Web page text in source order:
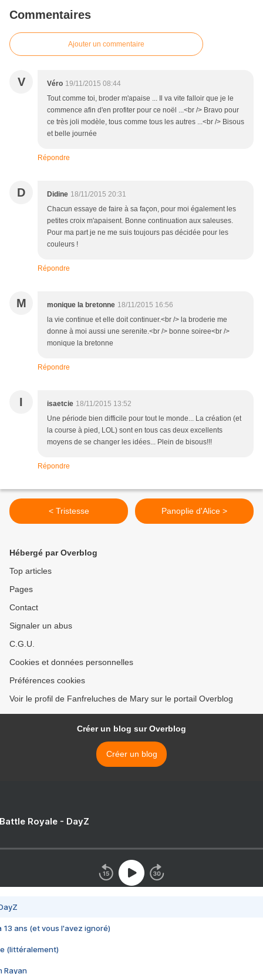
Commentaires
Ajouter un commentaire
V Véro 19/11/2015 08:44
Tout comme toi, broder m'apaise ... Il va vite falloir que je le
commence afin d'en profiter pour ce noël ...<br /> Bravo pour
ce très joli modèle, tous comme tous les autres ...<br /> Bisous
et belle journée
Répondre
D Didine 18/11/2015 20:31
Chacun essaye de faire à sa façon, pour moi également les
petites croix m'apaisent. Bonne continuation aux saleuses.
Pour ma part je ne me suis toujours pas décidée pour les
couleurs !
Répondre
M monique la bretonne 18/11/2015 16:56
la vie continue et elle doit continuer.<br /> la broderie me
donne à moi aussi une serenite.<br /> bonne soiree<br />
monique la bretonne
Répondre
I isaetcie 18/11/2015 13:52
Une période bien difficile pour tout le monde... La création (et
la course à pied, LOL) sont en tous cas deux excellents
moyens de se changer les idées... Plein de bisous!!!
Répondre
< Tristesse Panoplie d'Alice >
Hébergé par Overblog
Top articles
Pages
Contact
Signaler un abus
C.G.U.
Cookies et données personnelles
Préférences cookies
Voir le profil de Fanfreluches de Mary sur le portail Overblog
Créer un blog sur Overblog
Créer un blog
Royale - DayZ
13 ans (et vous l'avez ignoré)
(littéralement)
Rayan